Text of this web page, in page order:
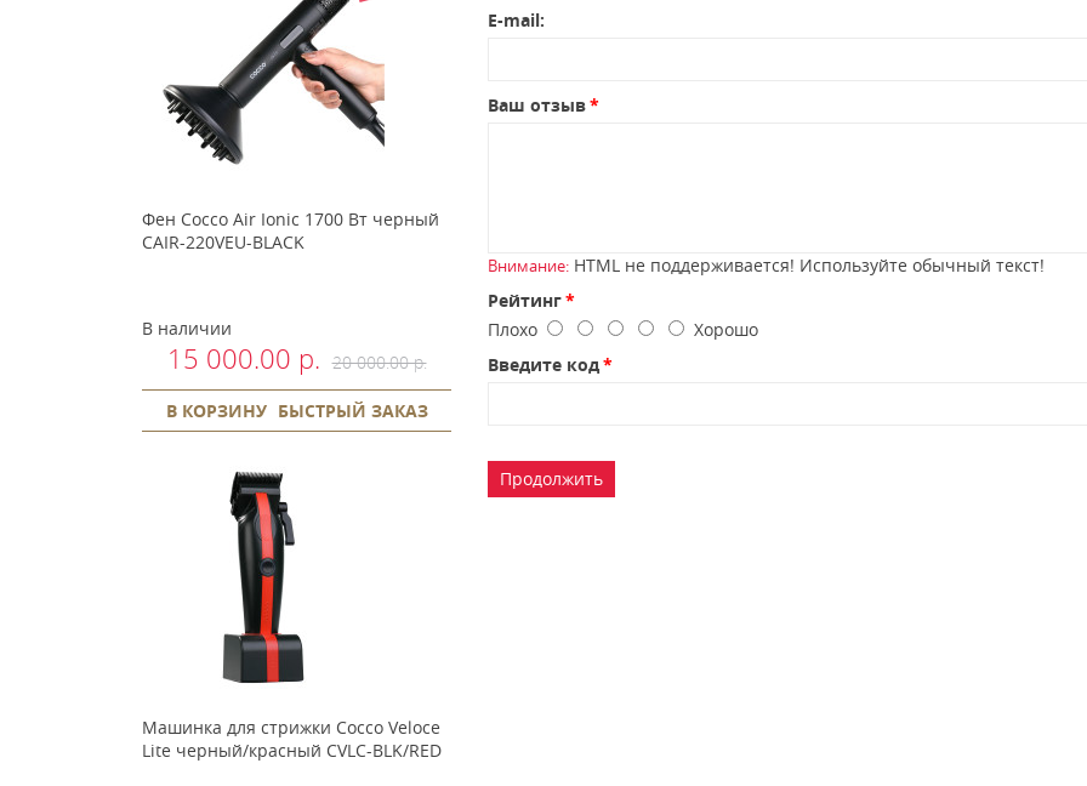
Фен Cocco Air Ionic 1700 Вт черный
CAIR-220VEU-BLACK
В наличии
15 000.00 р. 20 000.00 р.
В КОРЗИНУ БЫСТРЫЙ ЗАКАЗ
Машинка для стрижки Cocco Veloce
Lite черный/красный CVLC-BLK/RED
E-mail:
Ваш отзыв
Внимание: HTML не поддерживается! Используйте обычный текст!
Рейтинг
Плохо
Хорошо
Введите код
Продолжить